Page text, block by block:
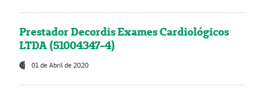
Prestador Decordis Exames Cardiológicos
LTDA (51004347-4)
01 de Abril de 2020